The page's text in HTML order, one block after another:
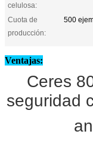
celulosa:
Cuota de
producción:
500
Ventajas:
Ceres
seguridad